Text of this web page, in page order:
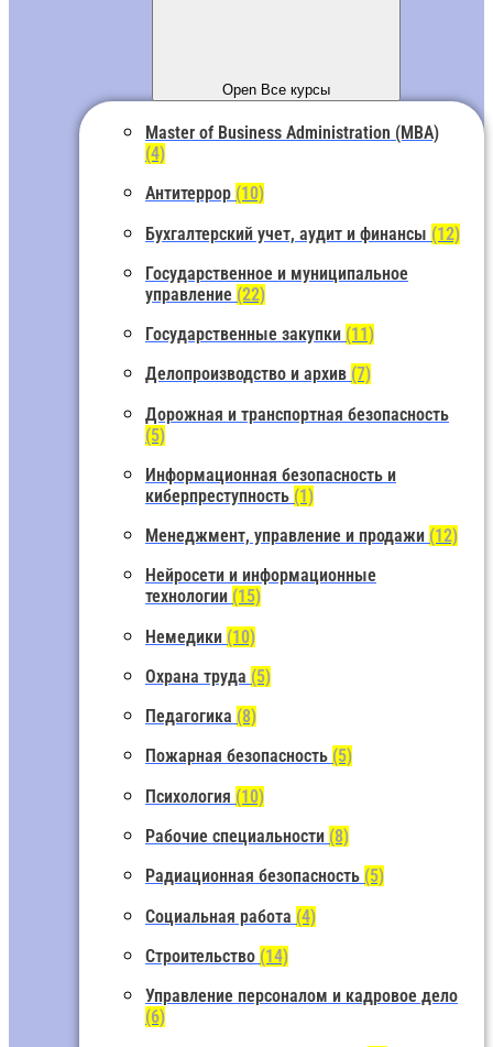
Open Все курсы
Master of Business Administration (MBA)
(4)
Антитеррор (10)
Бухгалтерский учет, аудит и финансы (12)
Государственное и муниципальное
управление (22)
Государственные закупки (11)
Делопроизводство и архив (7)
Дорожная и транспортная безопасность
(5)
Информационная безопасность и
киберпреступность (1)
Менеджмент, управление и продажи (12)
Нейросети и информационные
технологии (15)
Немедики (10)
Охрана труда (5)
Педагогика (8)
Пожарная безопасность (5)
Психология (10)
Рабочие специальности (8)
Радиационная безопасность (5)
Социальная работа (4)
Строительство (14)
Управление персоналом и кадровое дело
(6)